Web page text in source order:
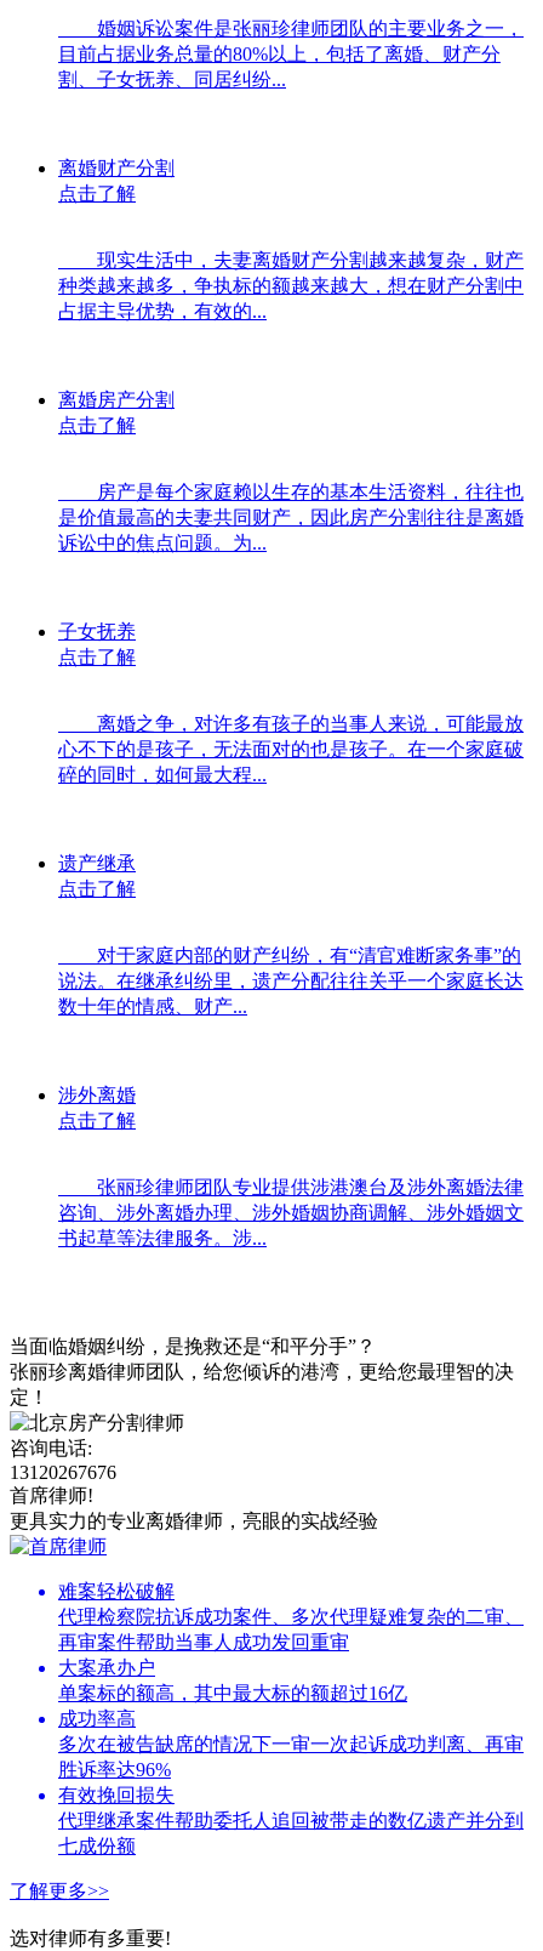
婚姻诉讼案件是张丽珍律师团队的主要业务之一，
目前占据业务总量的80%以上，包括了离婚、财产分
割、子女抚养、同居纠纷...
离婚财产分割
点击了解
现实生活中，夫妻离婚财产分割越来越复杂，财产
种类越来越多，争执标的额越来越大，想在财产分割中
占据主导优势，有效的...
离婚房产分割
点击了解
房产是每个家庭赖以生存的基本生活资料，往往也
是价值最高的夫妻共同财产，因此房产分割往往是离婚
诉讼中的焦点问题。为...
子女抚养
点击了解
离婚之争，对许多有孩子的当事人来说，可能最放
心不下的是孩子，无法面对的也是孩子。在一个家庭破
碎的同时，如何最大程...
遗产继承
点击了解
对于家庭内部的财产纠纷，有“清官难断家务事”的
说法。在继承纠纷里，遗产分配往往关乎一个家庭长达
数十年的情感、财产...
涉外离婚
点击了解
张丽珍律师团队专业提供涉港澳台及涉外离婚法律
咨询、涉外离婚办理、涉外婚姻协商调解、涉外婚姻文
书起草等法律服务。涉...
当面临婚姻纠纷，是挽救还是“和平分手”？
张丽珍离婚律师团队，给您倾诉的港湾，更给您最理智的决
定！
咨询电话:
13120267676
首席律师!
更具实力的专业离婚律师，亮眼的实战经验
难案轻松破解
代理检察院抗诉成功案件、多次代理疑难复杂的二审、
再审案件帮助当事人成功发回重审
大案承办户
单案标的额高，其中最大标的额超过16亿
成功率高
多次在被告缺席的情况下一审一次起诉成功判离、再审
胜诉率达96%
有效挽回损失
代理继承案件帮助委托人追回被带走的数亿遗产并分到
七成份额
了解更多>>
选对律师有多重要!